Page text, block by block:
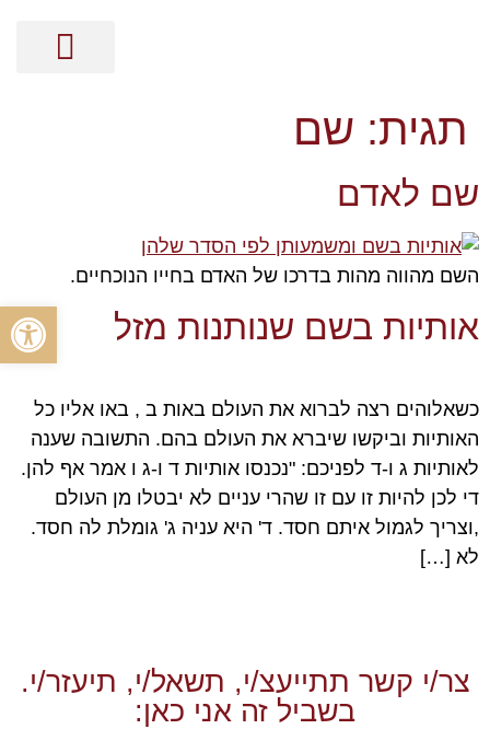
תגית: שם
שם לאדם
השם מהווה מהות בדרכו של האדם בחייו הנוכחיים.
אותיות בשם שנותנות מזל
כשאלוהים רצה לברוא את העולם באות ב , באו אליו כל
האותיות וביקשו שיברא את העולם בהם. התשובה שענה
לאותיות ג ו-ד לפניכם: "נכנסו אותיות ד ו-ג ו אמר אף להן.
די לכן להיות זו עם זו שהרי עניים לא יבטלו מן העולם
,וצריך לגמול איתם חסד. ד' היא עניה ג' גומלת לה חסד.
לא […]
צר/י קשר תתייעצ/י, תשאל/י, תיעזר/י.
בשביל זה אני כאן:
פתח